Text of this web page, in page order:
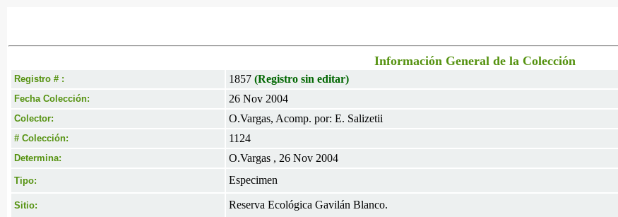
Información General de la Colección
Registro # : 1857 (Registro sin editar)
Fecha Colección: 26 Nov 2004
Colector: O.Vargas, Acomp. por: E. Salizetii
# Colección: 1124
Determina: O.Vargas , 26 Nov 2004
Tipo: Especimen
Sitio: Reserva Ecológica Gavilán Blanco.